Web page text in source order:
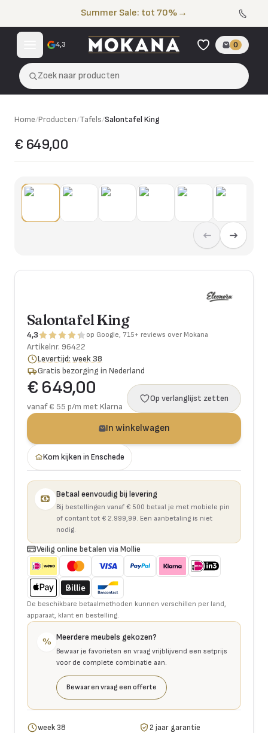
Summer Sale: tot 70% →
4,3 0
Zoek naar producten
Home/Producten/Tafels/Salontafel King
€ 649,00
Salontafel King
4,3 op Google, 715+ reviews over Mokana
Artikelnr. 96422
Levertijd: week 38
Gratis bezorging in Nederland
€ 649,00
vanaf € 55 p/m met Klarna
Op verlanglijst zetten
In winkelwagen
Kom kijken in Enschede
Betaal eenvoudig bij levering
Bij bestellingen vanaf € 500 betaal je met mobiele pin
of contant tot € 2.999,99. Een aanbetaling is niet
nodig.
Veilig online betalen via Mollie
De beschikbare betaalmethoden kunnen verschillen per land,
apparaat, klant en bestelling.
% Meerdere meubels gekozen?
Bewaar je favorieten en vraag vrijblijvend een setprijs
voor de complete combinatie aan.
Bewaar en vraag een offerte
week 38
2 jaar garantie